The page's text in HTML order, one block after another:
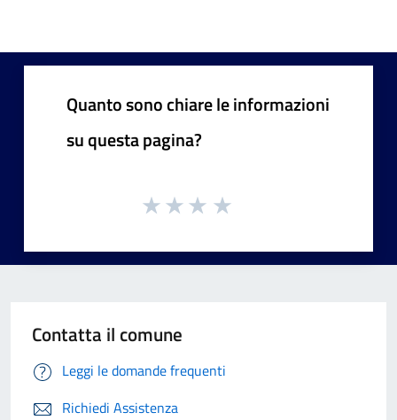
Quanto sono chiare le informazioni
su questa pagina?
Contatta il comune
Leggi le domande frequenti
Richiedi Assistenza